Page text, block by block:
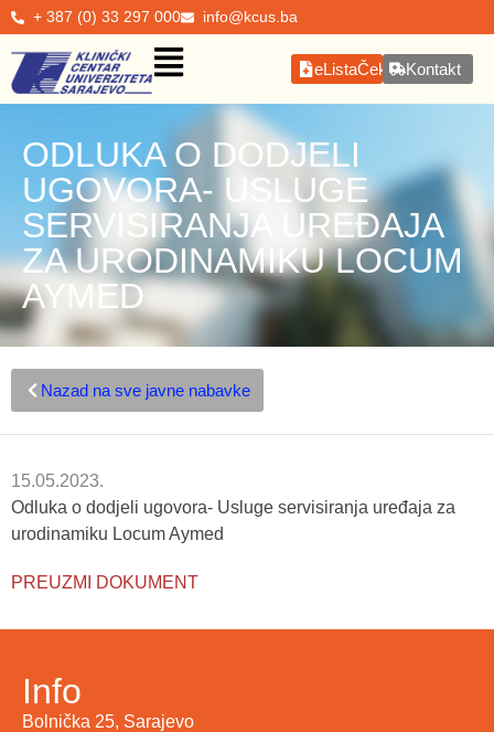
+ 387 (0) 33 297 000 info@kcus.ba
eListaČekanjaKontakt
ODLUKA O DODJELI
UGOVORA- USLUGE
SERVISIRANJA UREĐAJA
ZA URODINAMIKU LOCUM
AYMED
Nazad na sve javne nabavke
15.05.2023.
Odluka o dodjeli ugovora- Usluge servisiranja uređaja za
urodinamiku Locum Aymed
PREUZMI DOKUMENT
Info
Bolnička 25, Sarajevo